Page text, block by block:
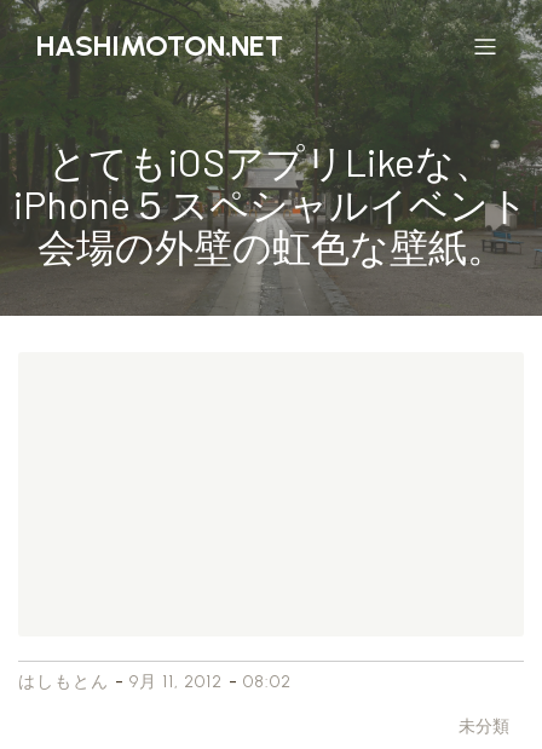
HASHIMOTON.NET
とてもiOSアプリLikeな、
iPhone５スペシャルイベント
会場の外壁の虹色な壁紙。
はしもとん - 9月 11, 2012 - 08:02
未分類